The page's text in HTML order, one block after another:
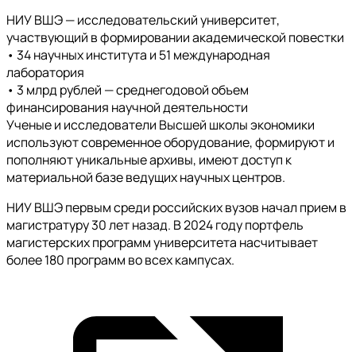
НИУ ВШЭ — исследовательский университет,
участвующий в формировании академической повестки
• 34 научных института и 51 международная
лаборатория
• 3 млрд рублей — среднегодовой объем
финансирования научной деятельности
Ученые и исследователи Высшей школы экономики
используют современное оборудование, формируют и
пополняют уникальные архивы, имеют доступ к
материальной базе ведущих научных центров.
НИУ ВШЭ первым среди российских вузов начал прием в
магистратуру 30 лет назад. В 2024 году портфель
магистерских программ университета насчитывает
более 180 программ во всех кампусах.